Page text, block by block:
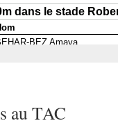
au TAC